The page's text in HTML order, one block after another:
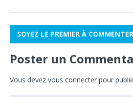
SOYEZ LE PREMIER À COMMENTER
Poster un
Vous devez vous connecter pour